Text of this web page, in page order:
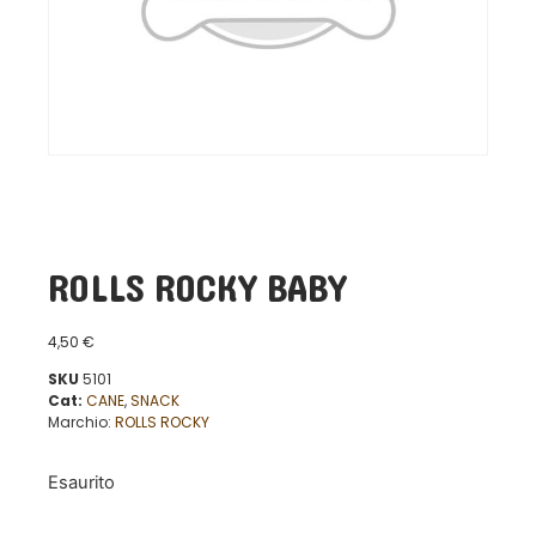
ROLLS ROCKY BABY
4,50 €
SKU 5101
Cat: CANE,SNACK
Marchio: ROLLS ROCKY
Esaurito